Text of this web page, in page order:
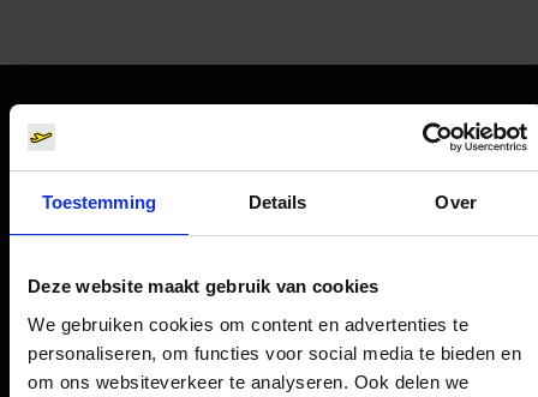
Toestemming Details Over
Deze website maakt gebruik van cookies
We gebruiken cookies om content en advertenties te
personaliseren, om functies voor social media te bieden en
om ons websiteverkeer te analyseren. Ook delen we
Oriëntatie
Passagiers
Parkeren
Vervoer
Reisvoorbereiding